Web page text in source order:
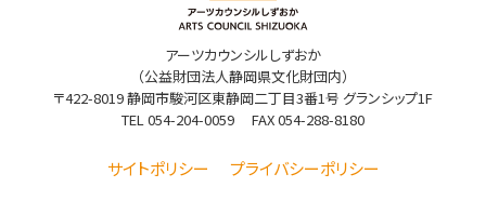
アーツカウンシルしずおか
（公益財団法人静岡県文化財団内）
〒422-8019 静岡市駿河区東静岡二丁目3番1号 グランシップ1F
TEL054-204-0059 FAX 054-288-8180
サイトポリシー プライバシーポリシー